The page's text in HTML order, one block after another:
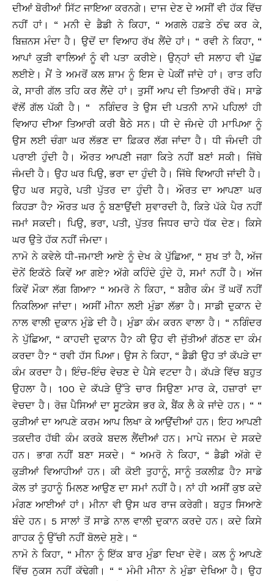
ਦੀਆਂ ਬੋਰੀਆਂ ਸਿੱਟ ਜਾਇਆ ਕਰਨਗੇ। ਦਾਜ ਦੇਣ ਦੇ ਅਸੀਂ ਵੀ ਹੱਕ ਵਿੱਚ
ਨਹੀਂ ਹਾਂ। “ ਮਨੀ ਦੇ ਡੈਡੀ ਨੇ ਕਿਹਾ, “ ਅਗਲੇ ਹਫ਼ਤੇ ਠੰਢ ਕਰ ਕੇ,
ਬਿਜ਼ਨਸ ਮੰਦਾ ਹੈ। ਉਦੋਂ ਦਾ ਵਿਆਹ ਰੱਖ ਲੈਂਦੇ ਹਾਂ। “ ਰਵੀ ਨੇ ਕਿਹਾ, “
ਆਪਾਂ ਕੁੜੀ ਵਾਲਿਆਂ ਨੂੰ ਵੀ ਪਤਾ ਕਰੀਏ। ਉਨ੍ਹਾਂ ਦੀ ਸਲਾਹ ਵੀ ਪੁੱਛ
ਲਈਏ। ਮੈਂ ਤੇ ਅਮਰੋਂ ਕਲ ਸ਼ਾਮ ਨੂੰ ਇਸ ਦੇ ਪੇਕੀਂ ਜਾਂਦੇ ਹਾਂ। ਰਾਤ ਰਹਿ
ਕੇ, ਸਾਰੀ ਗੱਲ ਤਹਿ ਕਰ ਲੈਂਦੇ ਹਾਂ। ਤੁਸੀਂ ਆਪ ਦੀ ਤਿਆਰੀ ਰੱਖੋ। ਸਾਡੇ
ਵੱਲੋਂ ਗੱਲ ਪੱਕੀ ਹੈ। “ ਨਗਿੰਦਰ ਤੇ ਉਸ ਦੀ ਪਤਨੀ ਨਾਮੋ ਪਹਿਲਾਂ ਹੀ
ਵਿਆਹ ਦੀਆ ਤਿਆਰੀ ਕਰੀ ਬੈਠੇ ਸਨ। ਧੀ ਦੇ ਜੰਮਦੇ ਹੀ ਮਾਪਿਆ ਨੂੰ
ਉਸ ਲਈ ਚੰਗਾ ਘਰ ਲੱਭਣ ਦਾ ਫ਼ਿਕਰ ਲੱਗ ਜਾਂਦਾ ਹੈ। ਧੀ ਜੰਮਦੀ ਹੀ
ਪਰਾਈ ਹੁੰਦੀ ਹੈ। ਔਰਤ ਆਪਣੀ ਜਗਾ ਕਿਤੇ ਨਹੀਂ ਬਣਾਂ ਸਕੀ। ਜਿੱਥੇ
ਜੰਮਦੀ ਹੈ। ਉਹ ਘਰ ਪਿਉ, ਭਰਾ ਦਾ ਹੁੰਦੀ ਹੈ। ਜਿੱਥੇ ਵਿਆਹੀ ਜਾਂਦੀ ਹੈ।
ਉਹ ਘਰ ਸਹੁਰੇ, ਪਤੀ ਪੁੱਤਰ ਦਾ ਹੁੰਦੀ ਹੈ। ਔਰਤ ਦਾ ਆਪਣਾ ਘਰ
ਕਿਹੜਾ ਹੈ? ਔਰਤ ਘਰ ਨੂੰ ਬਣਾਉਂਦੀ ਸੁਵਾਰਦੀ ਹੈ, ਕਿਤੇ ਪੱਕੇ ਪੈਰ ਨਹੀਂ
ਜਮਾਂ ਸਕਦੀ। ਪਿਉ, ਭਰਾ, ਪਤੀ, ਪੁੱਤਰ ਜਿਧਰ ਚਾਹੇ ਧੱਕ ਦੇਣ। ਕਿਸੇ
ਘਰ ਉਤੇ ਹੱਕ ਨਹੀਂ ਜੰਮਦਾ।
ਨਾਮੋ ਨੇ ਕਵੇਲੇ ਧੀ-ਜਮਾਈ ਆਏ ਨੂੰ ਦੇਖ ਕੇ ਪੁੱਛਿਆ, “ ਸੁਖ ਤਾਂ ਹੈ, ਅੱਜ
ਦੋਨੇਂ ਇਕੱਠੇ ਕਿਵੇਂ ਆ ਗਏ? ਅੱਗੇ ਕਹਿੰਦੇ ਹੁੰਦੇ ਹੋ, ਸਮਾਂ ਨਹੀਂ ਹੈ। ਅੱਜ
ਕਿਵੇਂ ਮੌਕਾ ਲੱਗ ਗਿਆ? “ ਅਮਰੋ ਨੇ ਕਿਹਾ, “ ਬਗੈਰ ਕੰਮ ਤੋਂ ਘਰੋਂ ਨਹੀਂ
ਨਿਕਲਿਆ ਜਾਂਦਾ। ਅਸੀਂ ਮੀਨਾ ਲਈ ਮੁੰਡਾ ਲੱਭਾ ਹੈ। ਸਾਡੀ ਦੁਕਾਨ ਦੇ
ਨਾਲ ਵਾਲੀ ਦੁਕਾਨ ਮੁੰਡੇ ਦੀ ਹੈ। ਮੁੰਡਾ ਕੰਮ ਕਰਨ ਵਾਲਾ ਹੈ। “ ਨਗਿੰਦਰ
ਨੇ ਪੁੱਛਿਆ, “ ਕਾਹਦੀ ਦੁਕਾਨ ਹੈ? ਕੀ ਉਹ ਵੀ ਜੁੱਤੀਆਂ ਗੱਠਣ ਦਾ ਕੰਮ
ਕਰਦਾ ਹੈ? “ ਰਵੀ ਹੱਸ ਪਿਆ। ਉਸ ਨੇ ਕਿਹਾ, “ ਡੈਡੀ ਉਹ ਤਾਂ ਕੱਪੜੇ ਦਾ
ਕੰਮ ਕਰਦਾ ਹੈ। ਇੰਚ-ਇੰਚ ਵੇਚਣ ਦੇ ਪੈਸੇ ਵਟਦਾ ਹੈ। ਕੱਪੜੇ ਵਿੱਚ ਬਹੁਤ
ਉਹਲਾ ਹੈ। 100 ਦੇ ਕੱਪੜੇ ਉੱਤੇ ਚਾਰ ਸਿਉਣਾ ਮਾਰ ਕੇ, ਹਜ਼ਾਰਾਂ ਦਾ
ਵੇਚਦਾ ਹੈ। ਰੋਜ਼ ਪੈਸਿਆਂ ਦਾ ਸੂਟਕੇਸ ਭਰ ਕੇ, ਬੈਂਕ ਲੈ ਕੇ ਜਾਂਦੇ ਹਨ। “ “
ਕੁੜੀਆਂ ਦਾ ਆਪਣੇ ਕਰਮ ਆਪ ਲਿਖਾ ਕੇ ਆਉਂਦੀਆਂ ਹਨ। ਇਹ ਆਪਣੀ
ਤਕਦੀਰ ਹੱਥੀ ਕੰਮ ਕਰਕੇ ਬਦਲ ਲੈਂਦੀਆਂ ਹਨ। ਮਾਪੇ ਜਨਮ ਦੇ ਸਕਦੇ
ਹਨ। ਭਾਗ ਨਹੀਂ ਬਣਾ ਸਕਦੇ। “ ਅਮਰੋ ਨੇ ਕਿਹਾ, “ ਡੈਡੀ ਅੱਗੇ ਦੋ
ਕੁੜੀਆਂ ਵਿਆਹੀਆਂ ਹਨ। ਕੀ ਕੋਈ ਤੁਹਾਨੂੰ, ਸਾਨੂੰ ਤਕਲੀਫ਼ ਹੈ? ਸਾਡੇ
ਕੋਲ ਤਾਂ ਤੁਹਾਨੂੰ ਮਿਲਣ ਆਉਣ ਦਾ ਸਮਾਂ ਨਹੀਂ ਹੈ। ਨਾਂ ਹੀ ਅਸੀਂ ਕੁਝ ਕਦੇ
ਮੰਗਣ ਆਈਆਂ ਹਾਂ। ਮੀਨਾ ਵੀ ਉਸ ਘਰ ਰਾਜ ਕਰੇਗੀ। ਬਹੁਤ ਸਿਆਣੇ
ਬੰਦੇ ਹਨ। 5 ਸਾਲਾਂ ਤੋਂ ਸਾਡੇ ਨਾਲ ਵਾਲੀ ਦੁਕਾਨ ਕਰਦੇ ਹਨ। ਕਦੇ ਕਿਸੇ
ਗਾਹਕ ਨੂੰ ਉੱਚੀ ਨਹੀਂ ਬੋਲਦੇ ਸੁਣੇ। “
ਨਾਮੋ ਨੇ ਕਿਹਾ, “ ਮੀਨਾ ਨੂੰ ਇੱਕ ਬਾਰ ਮੁੰਡਾ ਦਿਖਾ ਦੇਵੋ। ਕਲ ਨੂੰ ਆਪਣੇ
ਵਿੱਚ ਨੁਕਸ ਨਹੀਂ ਕੱਢੇਗੀ। “ “ ਮੰਮੀ ਮੀਨਾ ਨੇ ਮੁੰਡਾ ਦੇਖਿਆ ਹੈ। ਉਹ